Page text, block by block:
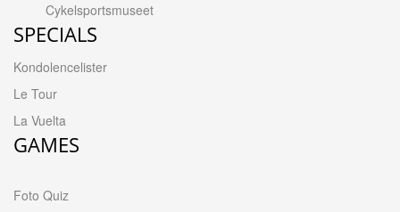
Cykelsportsmuseet
SPECIALS
Kondolencelister
Le Tour
La Vuelta
GAMES
Foto Quiz